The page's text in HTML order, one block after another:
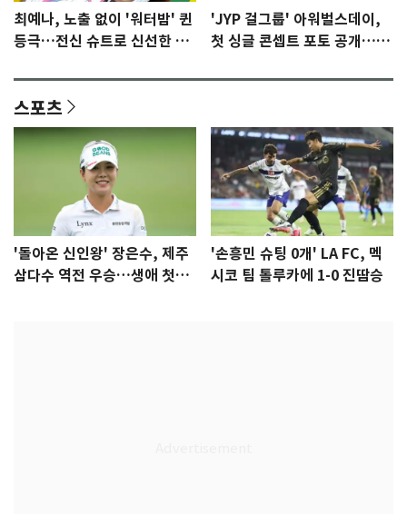
최예나, 노출 없이 '워터밤' 퀸
등극…전신 슈트로 신선한 충
'JYP 걸그룹' 아워벌스데이,
첫 싱글 콘셉트 포토 공개…청
스포츠
'돌아온 신인왕' 장은수, 제주
삼다수 역전 우승…생애 첫승
'손흥민 슈팅 0개' LA FC, 멕
시코 팀 톨루카에 1-0 진땀승